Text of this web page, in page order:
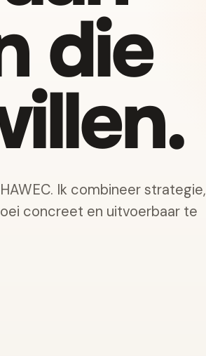
die
Ik combineer strategie,
concreet en uitvoerbaar te